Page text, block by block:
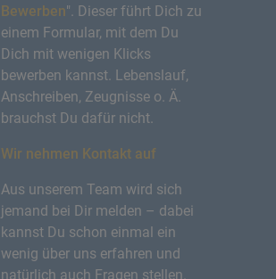
Bewerben". Dieser führt Dich zu
einem Formular, mit dem Du
Dich mit wenigen Klicks
bewerben kannst. Lebenslauf,
Anschreiben, Zeugnisse o. Ä.
brauchst Du dafür nicht.
Wir nehmen Kontakt auf
Aus unserem Team wird sich
jemand bei Dir melden – dabei
kannst Du schon einmal ein
wenig über uns erfahren und
natürlich auch Fragen stellen.